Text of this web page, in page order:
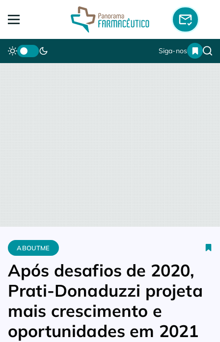
Siga-nos
Home Aboutme Após desafios de 2020, Prati-Donaduzzi
ABOUTME
Após desafios de 2020,
Prati-Donaduzzi projeta
mais crescimento e
oportunidades em 2021